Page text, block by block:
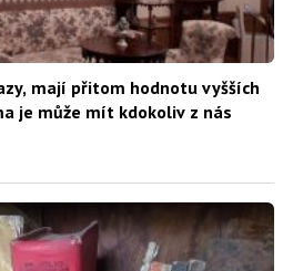
mají přitom hodnotu vyšších
je může mít kdokoliv z nás